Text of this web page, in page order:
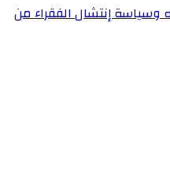
وسياسة إنتشال الفقراء من